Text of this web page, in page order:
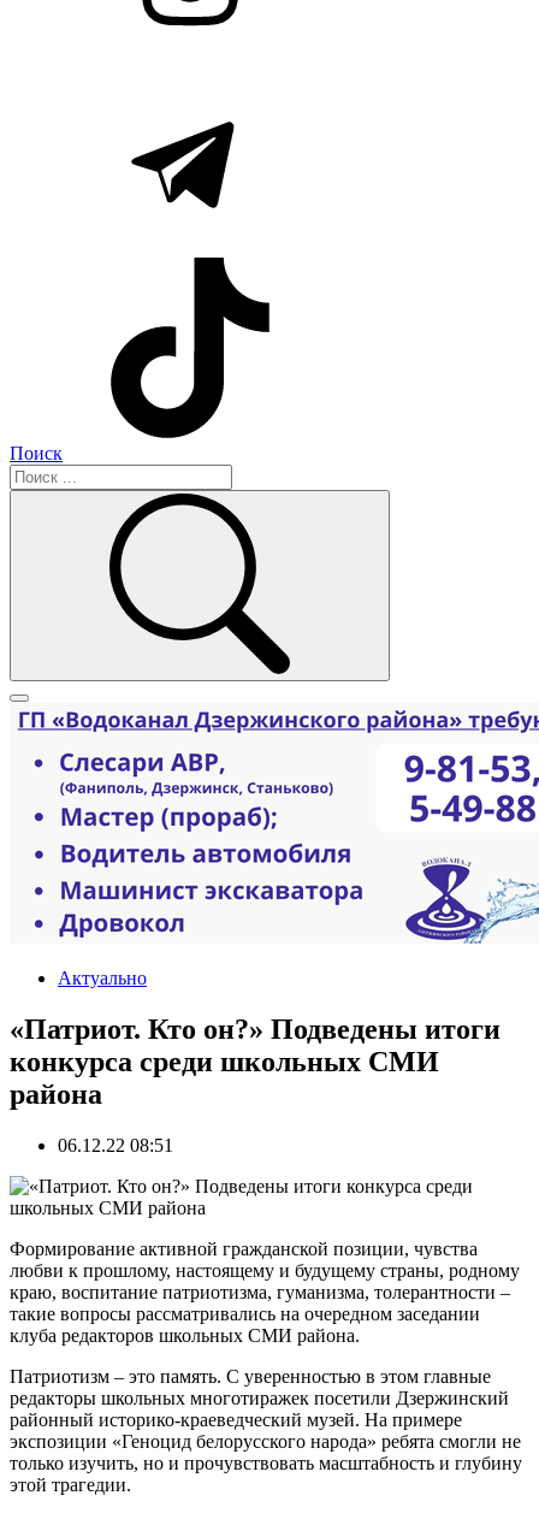
Поиск
Актуально
«Патриот. Кто он?» Подведены итоги
конкурса среди школьных СМИ
района
06.12.22 08:51
Формирование активной гражданской позиции, чувства
любви к прошлому, настоящему и будущему страны, родному
краю, воспитание патриотизма, гуманизма, толерантности –
такие вопросы рассматривались на очередном заседании
клуба редакторов школьных СМИ района.
Патриотизм – это память. С уверенностью в этом главные
редакторы школьных многотиражек посетили Дзержинский
районный историко-краеведческий музей. На примере
экспозиции «Геноцид белорусского народа» ребята смогли не
только изучить, но и прочувствовать масштабность и глубину
этой трагедии.